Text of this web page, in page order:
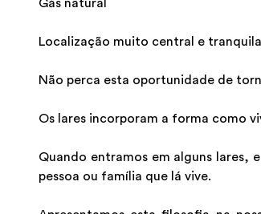
Gás natural
Localização muito central e
Não perca esta oportunidade de
Os lares incorporam a forma como
Quando entramos em alguns lares,
pessoa ou família que lá vive.